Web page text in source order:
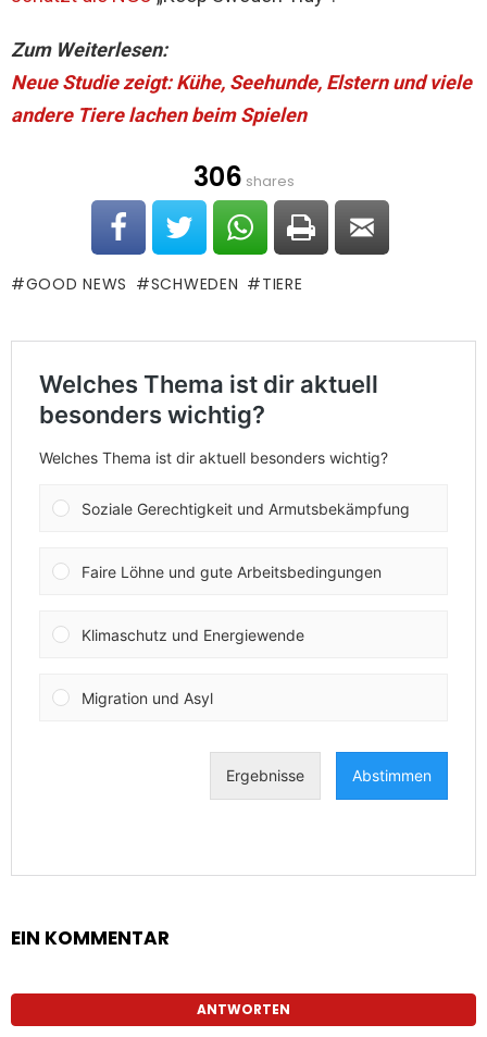
Zum Weiterlesen:
Neue Studie zeigt: Kühe, Seehunde, Elstern und viele
andere Tiere lachen beim Spielen
306 shares
GOOD NEWS SCHWEDEN TIERE
EIN KOMMENTAR
ANTWORTEN